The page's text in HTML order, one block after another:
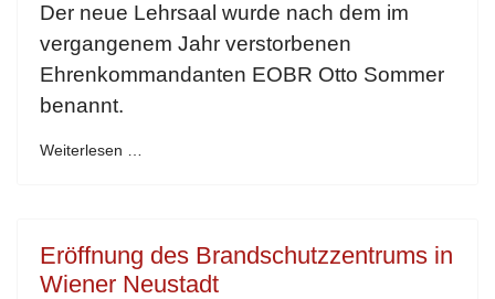
Der neue Lehrsaal wurde nach dem im
vergangenem Jahr verstorbenen
Ehrenkommandanten EOBR Otto Sommer
benannt.
Weiterlesen …
Eröffnung des Brandschutzzentrums in
Wiener Neustadt